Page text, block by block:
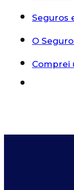
Seguros
O
Comprei